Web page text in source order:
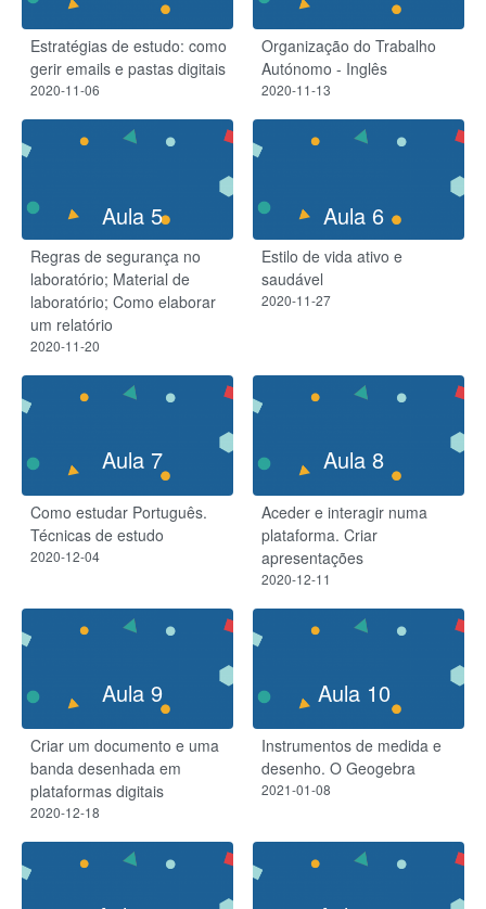
Estratégias de estudo: como
gerir emails e pastas digitais
2020-11-06
Organização do Trabalho
Autónomo - Inglês
2020-11-13
Aula 5
Regras de segurança no
laboratório;​ Material de
laboratório;​ Como elaborar
um relatório
2020-11-20
Aula 6
Estilo de vida ativo e
saudável
2020-11-27
Aula 7
Como estudar Português.
Técnicas de estudo
2020-12-04
Aula 8
Aceder e interagir numa
plataforma. Criar
apresentações
2020-12-11
Aula 9
Criar um documento e uma
banda desenhada em
plataformas digitais
2020-12-18
Aula 10
Instrumentos de medida e
desenho. O Geogebra
2021-01-08